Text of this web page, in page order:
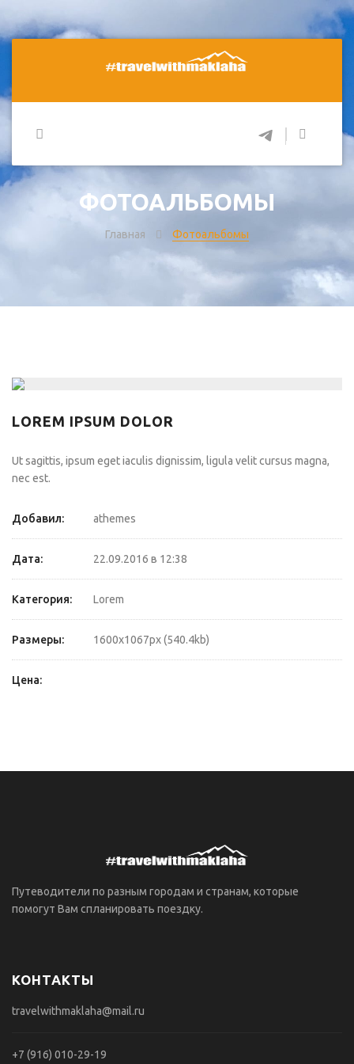
ФОТОАЛЬБОМЫ
Главная Фотоальбомы
LOREM IPSUM DOLOR
Ut sagittis, ipsum eget iaculis dignissim, ligula velit cursus magna,
nec est.
Добавил: athemes
Дата: 22.09.2016 в 12:38
Категория: Lorem
Размеры: 1600x1067px (540.4kb)
Цена:
Путеводители по разным городам и странам, которые
помогут Вам спланировать поездку.
КОНТАКТЫ
travelwithmaklaha@mail.ru
+7 (916) 010-29-19